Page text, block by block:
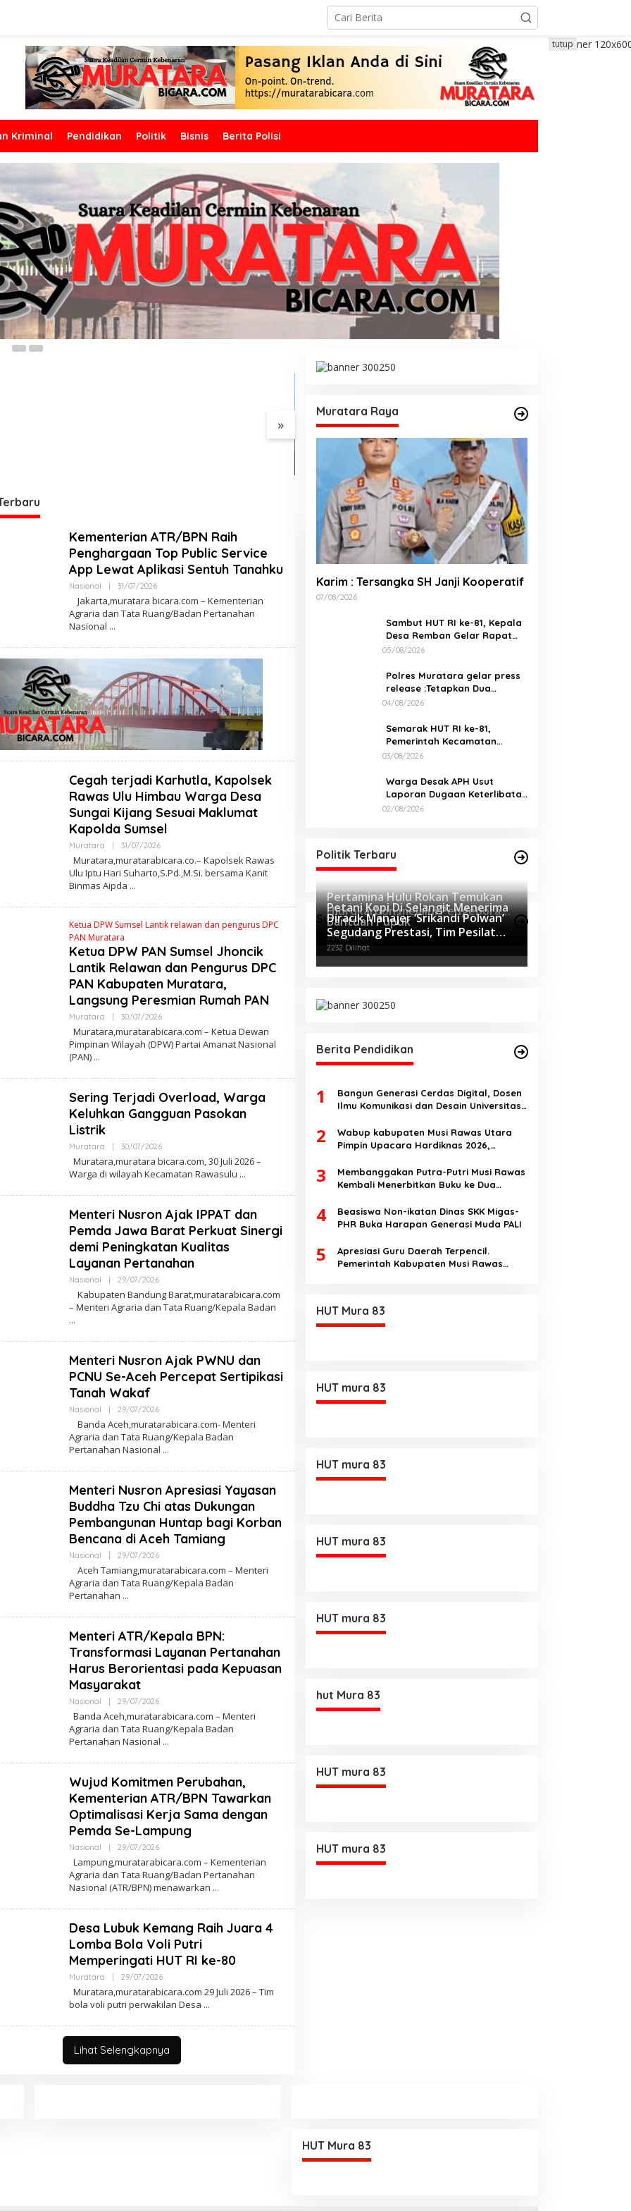
Kriminal Pendidikan Politik Bisnis Berita Polisi
tutup
SH Janji Kooperatif
»
gelar
:Tetapkan
Semarak HUT RI ke-81,
Karim : Tersangka SH Janji
Kooperatif
Jelang HUT RI, 3 Sumur Infill
Kementerian ATR/BPN Raih
Penghargaan Top Public Service
App Lewat Aplikasi Sentuh Tanahku
Nasional 31/07/2026O
L
E
H
D
S
I
​Jakarta,muratara bicara.com – Kementerian
Agraria dan Tata Ruang/Badan Pertanahan
Nasional
Cegah terjadi Karhutla, Kapolsek
Rawas Ulu Himbau Warga Desa
Sungai Kijang Sesuai Maklumat
Kapolda Sumsel
Muratara 31/07/2026O
L
E
H
D
K
Muratara,muratarabicara.co.– Kapolsek Rawas
Ulu Iptu Hari Suharto,S.Pd.,M.Si. bersama Kanit
Binmas Aipda
Ketua DPW Sumsel Lantik relawan dan pengurus DPC
PAN Muratara
Ketua DPW PAN Sumsel Jhoncik
Lantik Relawan dan Pengurus DPC
PAN Kabupaten Muratara,
Langsung Peresmian Rumah PAN
Muratara 30/07/2026O
L
E
H
D
K
I
Muratara,muratarabicara.com – Ketua Dewan
Pimpinan Wilayah (DPW) Partai Amanat Nasional
(PAN)
Sering Terjadi Overload, Warga
Keluhkan Gangguan Pasokan
Listrik
Muratara 30/07/2026O
E
H
E
A
S
I
Muratara,muratara bicara.com, 30 Juli 2026 –
Warga di wilayah Kecamatan Rawasulu
Menteri Nusron Ajak IPPAT dan
Pemda Jawa Barat Perkuat Sinergi
demi Peningkatan Kualitas
Layanan Pertanahan
Nasional 29/07/2026O
E
H
D
K
I
Kabupaten Bandung Barat,muratarabicara.com
– Menteri Agraria dan Tata Ruang/Kepala Badan
Menteri Nusron Ajak PWNU dan
PCNU Se-Aceh Percepat Sertipikasi
Tanah Wakaf
Nasional 29/07/2026O
E
H
R
D
K
I
​Banda Aceh,muratarabicara.com- Menteri
Agraria dan Tata Ruang/Kepala Badan
Pertanahan Nasional
Menteri Nusron Apresiasi Yayasan
Buddha Tzu Chi atas Dukungan
Pembangunan Huntap bagi Korban
Bencana di Aceh Tamiang
Nasional 29/07/2026O
E
H
D
K
I
​Aceh Tamiang,muratarabicara.com – Menteri
Agraria dan Tata Ruang/Kepala Badan
Pertanahan
Menteri ATR/Kepala BPN:
Transformasi Layanan Pertanahan
Harus Berorientasi pada Kepuasan
Masyarakat
Nasional 29/07/2026O
E
H
R
D
K
​Banda Aceh,muratarabicara.com – Menteri
Agraria dan Tata Ruang/Kepala Badan
Pertanahan Nasional
Wujud Komitmen Perubahan,
Kementerian ATR/BPN Tawarkan
Optimalisasi Kerja Sama dengan
Pemda Se-Lampung
Nasional 29/07/2026O
E
H
R
D
K
I
​Lampung,muratarabicara.com – Kementerian
Agraria dan Tata Ruang/Badan Pertanahan
Nasional (ATR/BPN) menawarkan
Desa Lubuk Kemang Raih Juara 4
Lomba Bola Voli Putri
Memperingati HUT RI ke-80
Muratara 29/07/2026O
L
E
H
E
D
A
K
S
Muratara,muratarabicara.com 29 Juli 2026 – Tim
bola voli putri perwakilan Desa
Lihat Selengkapnya
Muratara Raya
Karim : Tersangka SH Janji Kooperatif
07/08/2026
Sambut HUT RI ke-81, Kepala
Desa Remban Gelar Rapat
Persiapan Bersama Panitia
05/08/2026
Polres Muratara gelar press
release :Tetapkan Dua
Direktur Jadi Tersangka
ALS dan Tangki BBM Tewaskan
19 Orang
04/08/2026
Semarak HUT RI ke-81,
Pemerintah Kecamatan
Rawas Ulu Gelar Berbagai
03/08/2026
Warga Desak APH Usut
Laporan Dugaan Keterlibatan
Oknum Lurah Muara Kulam
02/08/2026
Politik Terbaru
Sumsel Terpopuler
Pertamina Hulu Rokan Temukan
Hidrokarbon melalui Pengeboran
Sumur Eksplorasi Anggrek Violet
(AVO)-001
3043 Dilihat
Petani Kopi Di Selangit Menerima
Bantuan Pupuk
2610 Dilihat
Diracik Manajer ‘Srikandi Polwan’
Segudang Prestasi, Tim Pesilat
Polda Sumsel Sukses Diajang
Kejurnas Menpora Cup II 2024
2232 Dilihat
Berita Pendidikan
1
Bangun Generasi Cerdas Digital, Dosen
Ilmu Komunikasi dan Desain Universitas
Disinformasi AI dan Hate Speech di SMK
Ikhlas Jawilan
2
Wabup kabupaten Musi Rawas Utara
Pimpin Upacara Hardiknas 2026,
berakhlak
3
Membanggakan Putra-Putri Musi Rawas
Kembali Menerbitkan Buku ke Dua
4
Beasiswa Non-ikatan Dinas SKK Migas-
PHR Buka Harapan Generasi Muda PALI
5
Apresiasi Guru Daerah Terpencil.
Pemerintah Kabupaten Musi Rawas
HUT Mura 83
HUT mura 83
HUT mura 83
HUT mura 83
HUT mura 83
hut Mura 83
HUT mura 83
HUT mura 83
HUT Mura 83